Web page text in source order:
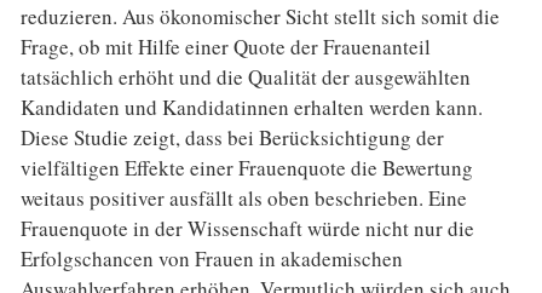
reduzieren. Aus ökonomischer Sicht stellt sich somit die
Frage, ob mit Hilfe einer Quote der Frauenanteil
tatsächlich erhöht und die Qualität der ausgewählten
Kandidaten und Kandidatinnen erhalten werden kann.
Diese Studie zeigt, dass bei Berücksichtigung der
vielfältigen Effekte einer Frauenquote die Bewertung
weitaus positiver ausfällt als oben beschrieben. Eine
Frauenquote in der Wissenschaft würde nicht nur die
Erfolgschancen von Frauen in akademischen